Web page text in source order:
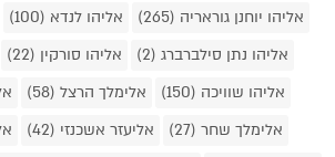
אליהו יוחנן גוראריה (265)
אליהו לנדא (100)
אליהו נתן סילברברג (2)
אליהו סורקין (22)
אליהו שוויכה (150)
אלימלך הרצל (58)
אלימלך שחר (27)
אליעזר אשכנזי (42)